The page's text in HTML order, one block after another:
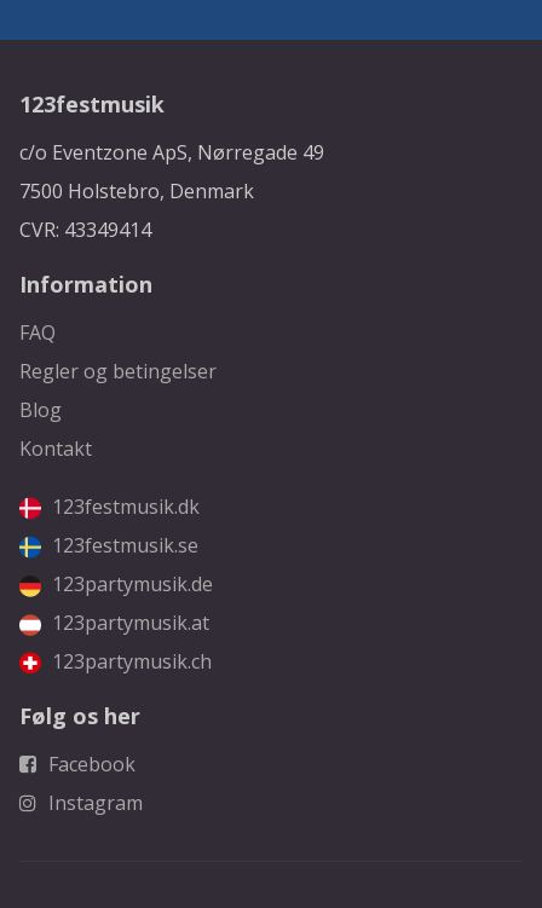
123festmusik
c/o Eventzone ApS, Nørregade 49
7500 Holstebro, Denmark
CVR: 43349414
Information
FAQ
Regler og betingelser
Blog
Kontakt
123festmusik.dk
123festmusik.se
123partymusik.de
123partymusik.at
123partymusik.ch
Følg os her
Facebook
Instagram